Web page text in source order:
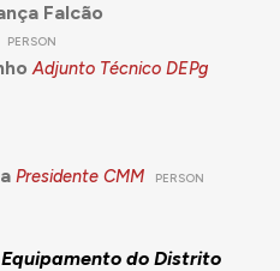
Falcão
PERSON
Adjunto Técnico DEPg
Presidente CMM PERSON
do Distrito